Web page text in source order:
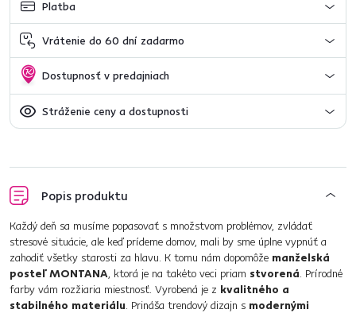
Platba
Vrátenie do 60 dní zadarmo
Dostupnosť v predajniach
Stráženie ceny a dostupnosti
Popis produktu
Každý deň sa musíme popasovať s množstvom problémov, zvládať
stresové situácie, ale keď prídeme domov, mali by sme úplne vypnúť a
zahodiť všetky starosti za hlavu. K tomu nám dopomôže manželská
posteľ MONTANA, ktorá je na takéto veci priam stvorená. Prírodné
farby vám rozžiaria miestnosť. Vyrobená je z kvalitného a
stabilného materiálu. Prináša trendový dizajn s modernými